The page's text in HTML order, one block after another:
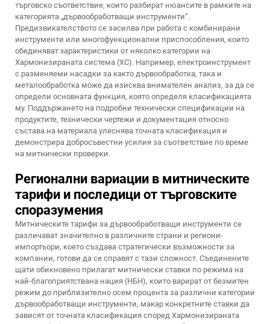
търговско съответствие, които разбират нюансите в рамките на
категорията „дървообработващи инструменти“.
Предизвикателството се засилва при работа с комбинирани
инструменти или многофункционални приспособления, които
обединяват характеристики от няколко категории на
Хармонизираната система (ХС). Например, електроинструмент
с разменяеми насадки за както дървообработка, така и
металообработка може да изисква внимателен анализ, за да се
определи основната функция, която определя класификацията
му. Поддържането на подробни технически спецификации на
продуктите, технически чертежи и документация относно
състава на материала улеснява точната класификация и
демонстрира добросъвестни усилия за съответствие по време
на митнически проверки.
Регионални вариации в митническите
тарифи и последици от търговските
споразумения
Митническите тарифи за дървообработващи инструменти се
различават значително в различните страни и региони-
импортьори, което създава стратегически възможности за
компании, готови да се справят с тази сложност. Съединените
щати обикновено прилагат митнически ставки по режима на
най-благоприятствана нация (НБН), които варират от безмитен
режим до приблизително осем процента за различни категории
дървообработващи инструменти, макар конкретните ставки да
зависят от точната класификация според Хармонизираната